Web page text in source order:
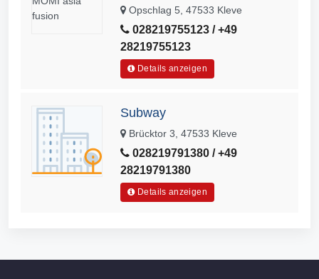
Opschlag 5, 47533 Kleve
028219755123 / +49
28219755123
Details anzeigen
Subway
Brücktor 3, 47533 Kleve
028219791380 / +49
28219791380
Details anzeigen